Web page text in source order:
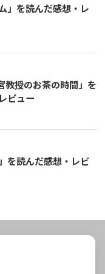
」を読んだ感想・レ
教授のお茶の時間」を
ビュー
を読んだ感想・レビ